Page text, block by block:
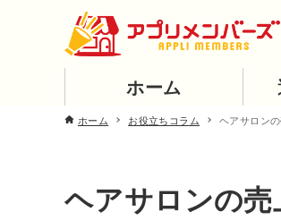
ホーム
ホーム お役立ちコラム ヘアサロン
ヘアサロンの